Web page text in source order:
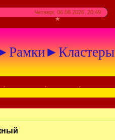
Четверг, 06.08.2026, 20:49